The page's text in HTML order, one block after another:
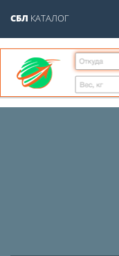
СБЛ КАТАЛОГ